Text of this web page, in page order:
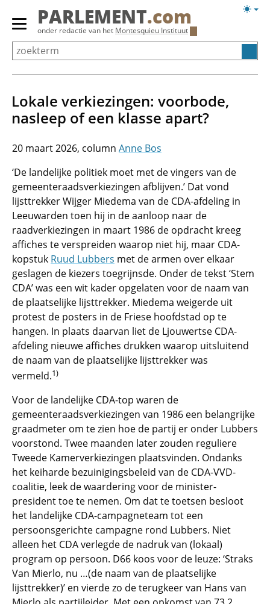
Overslaan
Primair
menu
tonen/verbergen
PARLEMENT.com
onder redactie van het Montesquieu Instituut
Lokale verkiezingen: voorbode,
nasleep of een klasse apart?
20 maart 2026
Anne Bos
‘De landelijke politiek moet met de vingers van de
gemeenteraadsverkiezingen afblijven.’ Dat vond
lijsttrekker Wijger Miedema van de CDA-afdeling in
Leeuwarden toen hij in de aanloop naar de
raadverkiezingen in maart 1986 de opdracht kreeg
affiches te verspreiden waarop niet hij, maar CDA-
kopstuk Ruud Lubbers met de armen over elkaar
geslagen de kiezers toegrijnsde. Onder de tekst ‘Stem
CDA’ was een wit kader opgelaten voor de naam van
de plaatselijke lijsttrekker. Miedema weigerde uit
protest de posters in de Friese hoofdstad op te
hangen. In plaats daarvan liet de Ljouwertse CDA-
afdeling nieuwe affiches drukken waarop uitsluitend
de naam van de plaatselijke lijsttrekker was
vermeld.1)
Voor de landelijke CDA-top waren de
gemeenteraadsverkiezingen van 1986 een belangrijke
graadmeter om te zien hoe de partij er onder Lubbers
voorstond. Twee maanden later zouden reguliere
Tweede Kamerverkiezingen plaatsvinden. Ondanks
het keiharde bezuinigingsbeleid van de CDA-VVD-
coalitie, leek de waardering voor de minister-
president toe te nemen. Om dat te toetsen besloot
het landelijke CDA-campagneteam tot een
persoonsgerichte campagne rond Lubbers. Niet
alleen het CDA verlegde de nadruk van (lokaal)
program op persoon. D66 koos voor de leuze: ‘Straks
Van Mierlo, nu …(de naam van de plaatselijke
lijsttrekker)’ en vierde zo de terugkeer van Hans van